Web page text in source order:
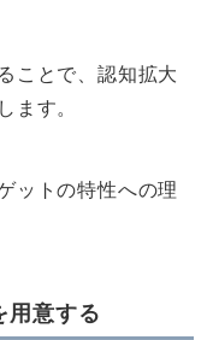
ことで、認知拡大
ます。
ットの特性への理
用意する